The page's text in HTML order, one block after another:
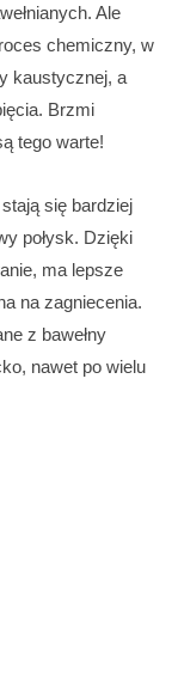
Ale
chemiczny, w
kaustycznej, a
Brzmi
tego warte!
się bardziej
połysk. Dzięki
ma lepsze
na zagniecenia.
z bawełny
nawet po wielu